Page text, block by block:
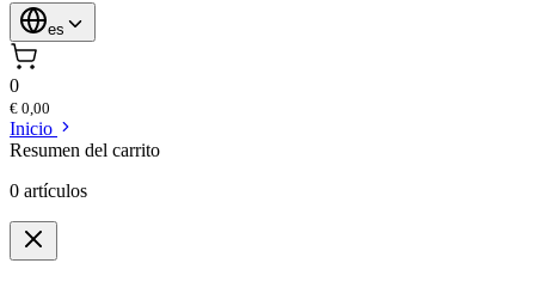
es
0
€ 0,00
Inicio
Resumen del carrito
0 artículos